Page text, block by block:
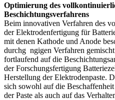
Optimierung des
Beschichtungsverfahrens
Beim innovativen Verfahren des
der Elektrodenfertigung für
mit denen Kathode und Anode
durchg ngigen Verfahren
fortlaufend auf die
der Forschungsfertigung
Herstellung der Elektrodenpaste.
sich sowohl auf die Beschaffenheit
der Paste als auch auf das